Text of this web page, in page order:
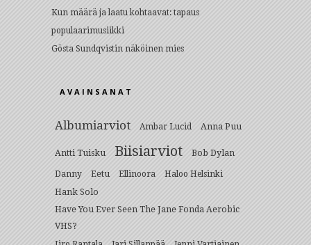
Kun määrä ja laatu kohtaavat: tapaus
populaarimusiikki
Gösta Sundqvistin näköinen mies
AVAINSANAT
Albumiarviot Ambar Lucid Anna Puu
Antti Tuisku Biisiarviot Bob Dylan
Danny Eetu Ellinoora Haloo Helsinki
Hank Solo
Have You Ever Seen The Jane Fonda Aerobic
VHS?